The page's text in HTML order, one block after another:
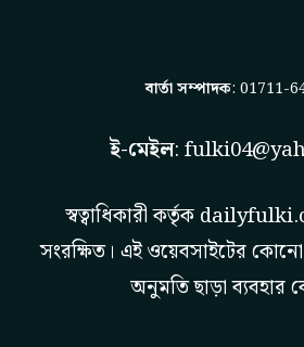
বার্তা সম্পাদক: 01711-
ই-মেইল:
স্বত্বাধিকারী কর্তৃক
সংরক্ষিত। এই ওয়েবসাইটের
অনুমতি ছাড়া ব্যবহার